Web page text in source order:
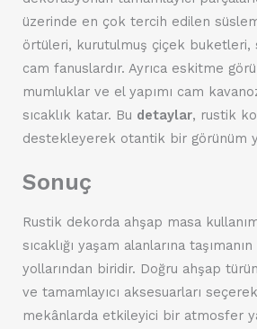
üzerinde en çok tercih edilen
örtüleri, kurutulmuş çiçek buketleri,
cam fanuslardır. Ayrıca eskitme
mumluklar ve el yapımı cam
sıcaklık katar. Bu detaylar, rustik
destekleyerek otantik bir görünüm
Sonuç
Rustik dekorda ahşap masa
sıcaklığı yaşam alanlarına
yollarından biridir. Doğru ahşap
ve tamamlayıcı aksesuarları
mekânlarda etkileyici bir atmosfer